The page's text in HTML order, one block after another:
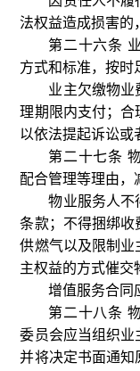
法权益造成损害的
第二十六条
方式和标准，按时
业主欠缴物业
理期限内支付；
以依法提起诉讼或
第二十七条
配合管理等理由，
物业服务人不
条款；不得捆绑收
供燃气以及限制业
主权益的方式催交
增值服务合同
第二十八条
委员会应当组织业
并将决定书面通